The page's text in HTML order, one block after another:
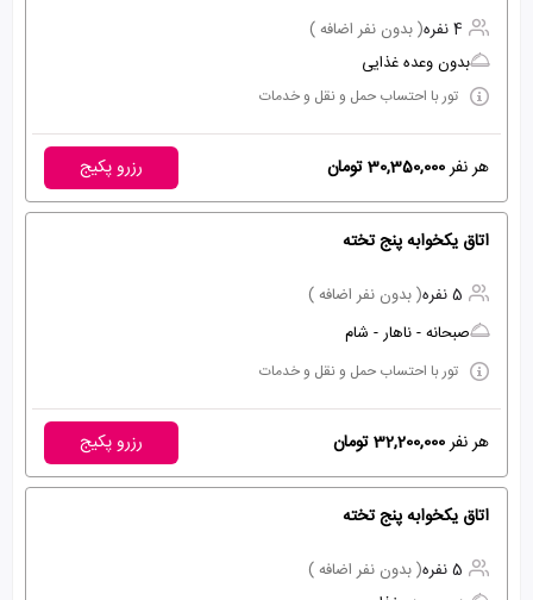
4 نفره
( بدون نفر اضافه )
بدون وعده غذایی
تور با احتساب حمل و نقل و خدمات
هر نفر30,350,000 تومان رزرو پکیج
اتاق یکخوابه پنج تخته
5 نفره
( بدون نفر اضافه )
صبحانه - ناهار - شام
تور با احتساب حمل و نقل و خدمات
هر نفر32,200,000 تومان رزرو پکیج
اتاق یکخوابه پنج تخته
5 نفره
( بدون نفر اضافه )